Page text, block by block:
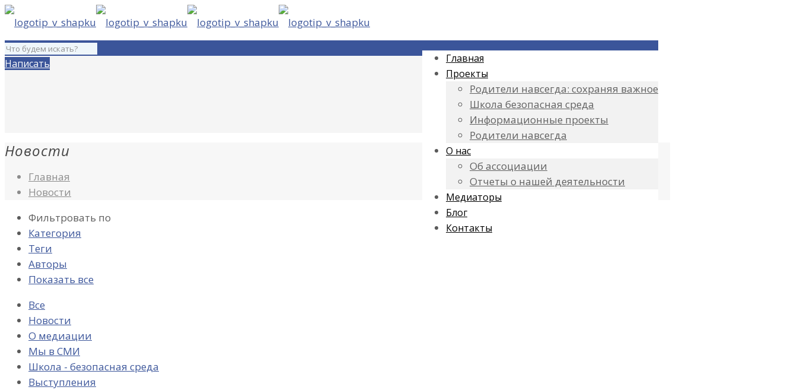
Главная
Проекты
Родители навсегда: сохраняя важное
Школа безопасная среда
Информационные проекты
Родители навсегда
О нас
Об ассоциации
Отчеты о нашей деятельности
Медиаторы
Блог
Контакты
Написать
Новости
Главная
Новости
Фильтровать по
Категория
Теги
Авторы
Показать все
Все
Новости
О медиации
Мы в СМИ
Школа - безопасная среда
Выступления